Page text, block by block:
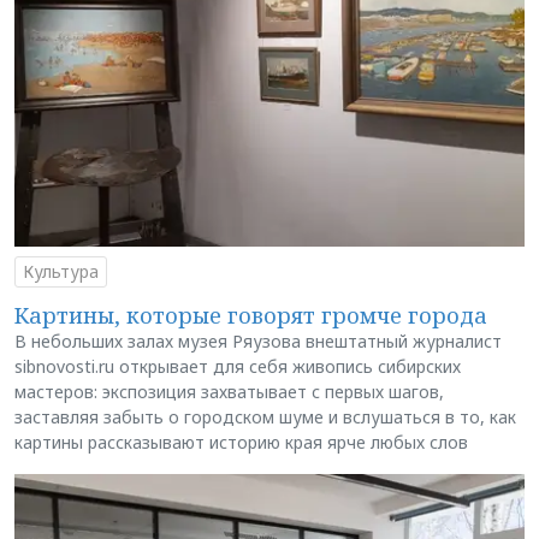
Культура
Картины, которые говорят громче города
В небольших залах музея Ряузова внештатный журналист
sibnovosti.ru открывает для себя живопись сибирских
мастеров: экспозиция захватывает с первых шагов,
заставляя забыть о городском шуме и вслушаться в то, как
картины рассказывают историю края ярче любых слов